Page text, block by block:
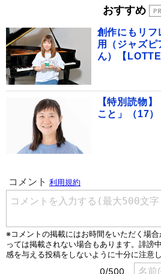
おすすめ
創作にもリフ
用（ジャズ
ん）【
【特別読物
こと」（17